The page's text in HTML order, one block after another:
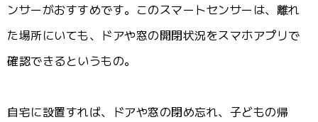
ンサーがおすすめです。このスマートセンサーは、離れ
た場所にいても、ドアや窓の開閉状況をスマホアプリで
確認できるというもの。
自宅に設置すれば、ドアや窓の閉め忘れ、子どもの帰